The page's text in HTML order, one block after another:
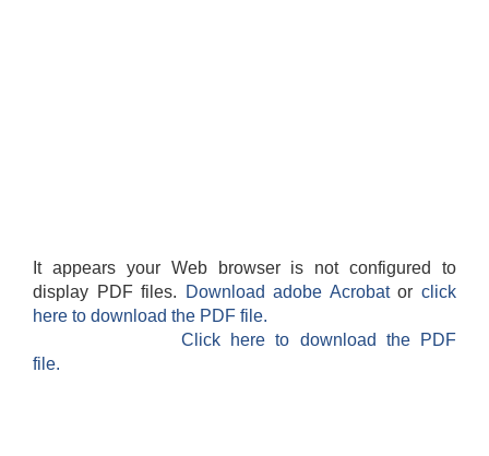
It appears your Web browser is not configured to
display PDF files.
Download adobe Acrobatorclick
here to download the PDF file.
Click here to download the PDF
file.